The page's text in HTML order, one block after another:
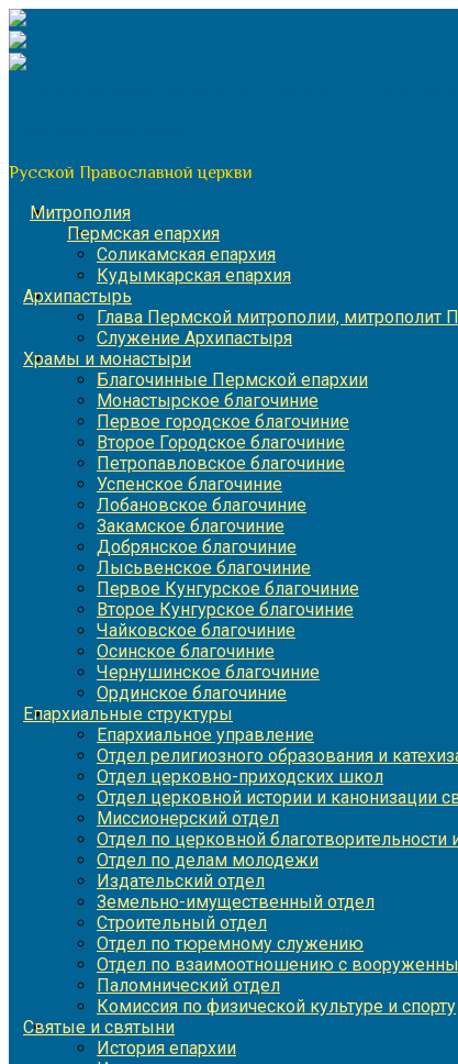
Перейти
к
содержимому
Русской Православной церкви
Митрополия
Пермская епархия
Соликамская епархия
Кудымкарская епархия
Архипастырь
Глава Пермской митрополии, митрополит
Служение Архипастыря
Храмы и монастыри
Благочинные Пермской епархии
Монастырское благочиние
Первое городское благочиние
Второе Городское благочиние
Петропавловское благочиние
Успенское благочиние
Лобановское благочиние
Закамское благочиние
Добрянское благочиние
Лысьвенское благочиние
Первое Кунгурское благочиние
Второе Кунгурское благочиние
Чайковское благочиние
Осинское благочиние
Чернушинское благочиние
Ординское благочиние
Епархиальные структуры
Епархиальное управление
Отдел религиозного образования и
Отдел церковно-приходских школ
Отдел церковной истории и канонизации
Миссионерский отдел
Отдел по церковной
Отдел по делам молодежи
Издательский отдел
Земельно-имущественный отдел
Строительный отдел
Отдел по тюремному служению
Отдел по взаимоотношению с
Паломнический отдел
Комиссия по физической культуре и спорту
Святые и святыни
История епархии